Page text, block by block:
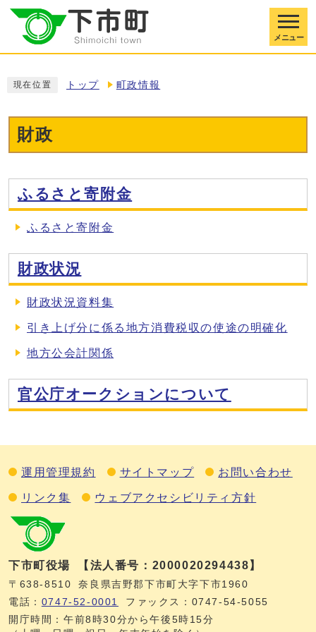
メニュー
現在位置 トップ 町政情報
財政
ふるさと寄附金
ふるさと寄附金
財政状況
財政状況資料集
引き上げ分に係る地方消費税収の使途の明確化
地方公会計関係
官公庁オークションについて
運用管理規約 サイトマップ お問い合わせ
リンク集 ウェブアクセシビリティ方針
下市町役場 【法人番号：2000020294438】
〒638-8510
奈良県吉野郡下市町大字下市1960
電話： 0747‐52‐0001
ファックス：0747‐54‐5055
開庁時間：午前8時30分から午後5時15分